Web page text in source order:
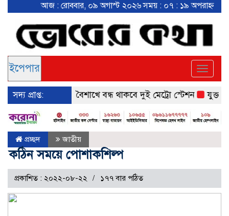
আজ : রোববার, ০৯ অগাস্ট ২০২৬ সময় : ০৭ : ১৯ অপরাহ্ন
ইপেপার
ইপেপার
Toggle
সদ্য প্রাপ্ত:পয়লা বৈশাখে বন্ধ থাকবে দুই মেট্রো স্টেশন যুক্তরাষ্ট্র
প্রচ্ছদ জাতীয়
কঠিন সময়ে পোশাকশিল্প
প্রকাশিত : ২০২২-০৮-২২ ১৭৭ বার পঠিত